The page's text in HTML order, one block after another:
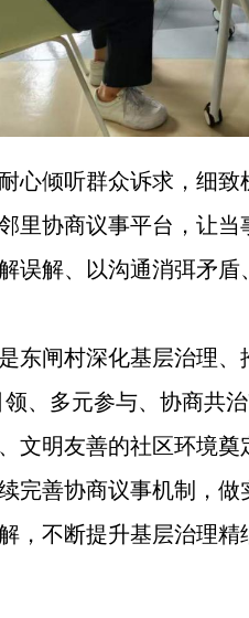
心倾听群众诉求，细
里协商议事平台，让
误解、以沟通消弭矛
东闸村深化基层治理
、多元参与、协商共
文明友善的社区环境奠
完善协商议事机制，
，不断提升基层治理